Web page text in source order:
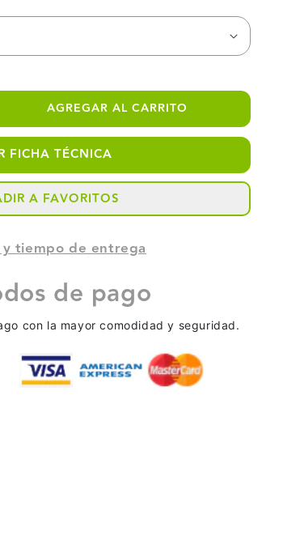
AGREGAR AL CARRITO
FICHA TÉCNICA
A FAVORITOS
tiempo de entrega
de pago
con la mayor comodidad y seguridad.